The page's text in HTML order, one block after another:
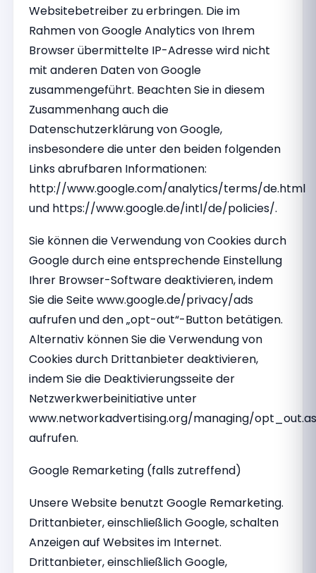
Websitebetreiber zu erbringen. Die im
Rahmen von Google Analytics von Ihrem
Browser übermittelte IP-Adresse wird nicht
mit anderen Daten von Google
zusammengeführt. Beachten Sie in diesem
Zusammenhang auch die
Datenschutzerklärung von Google,
insbesondere die unter den beiden folgenden
Links abrufbaren Informationen:
http://www.google.com/analytics/terms/de.html
und https://www.google.de/intl/de/policies/.
Sie können die Verwendung von Cookies durch
Google durch eine entsprechende Einstellung
Ihrer Browser-Software deaktivieren, indem
Sie die Seite www.google.de/privacy/ads
aufrufen und den „opt-out“-Button betätigen.
Alternativ können Sie die Verwendung von
Cookies durch Drittanbieter deaktivieren,
indem Sie die Deaktivierungsseite der
Netzwerkwerbeinitiative unter
www.networkadvertising.org/managing/
aufrufen.
Google Remarketing (falls zutreffend)
Unsere Website benutzt Google Remarketing.
Drittanbieter, einschließlich Google, schalten
Anzeigen auf Websites im Internet.
Drittanbieter, einschließlich Google,